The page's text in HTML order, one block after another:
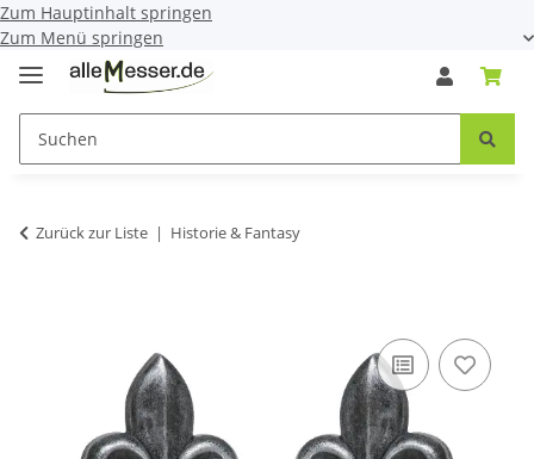
Zum Hauptinhalt springen
Zum Menü springen
Zurück zur Liste Historie & Fantasy